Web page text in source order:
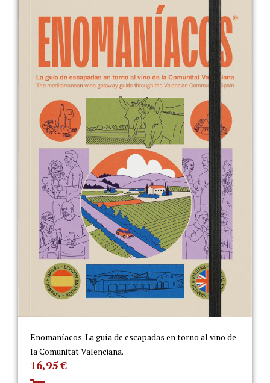
Enomaníacos. La guía de escapadas en torno al vino de
la Comunitat Valenciana.
16,95€